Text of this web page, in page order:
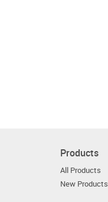
Products
All Products
New Products